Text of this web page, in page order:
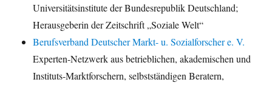
Universitätsinstitute der Bundesrepublik Deutschland;
Herausgeberin der Zeitschrift „Soziale Welt“
Berufsverband Deutscher Markt- u. Sozialforscher e. V.
Experten-Netzwerk aus betrieblichen, akademischen und
Instituts-Marktforschern, selbstständigen Beratern,